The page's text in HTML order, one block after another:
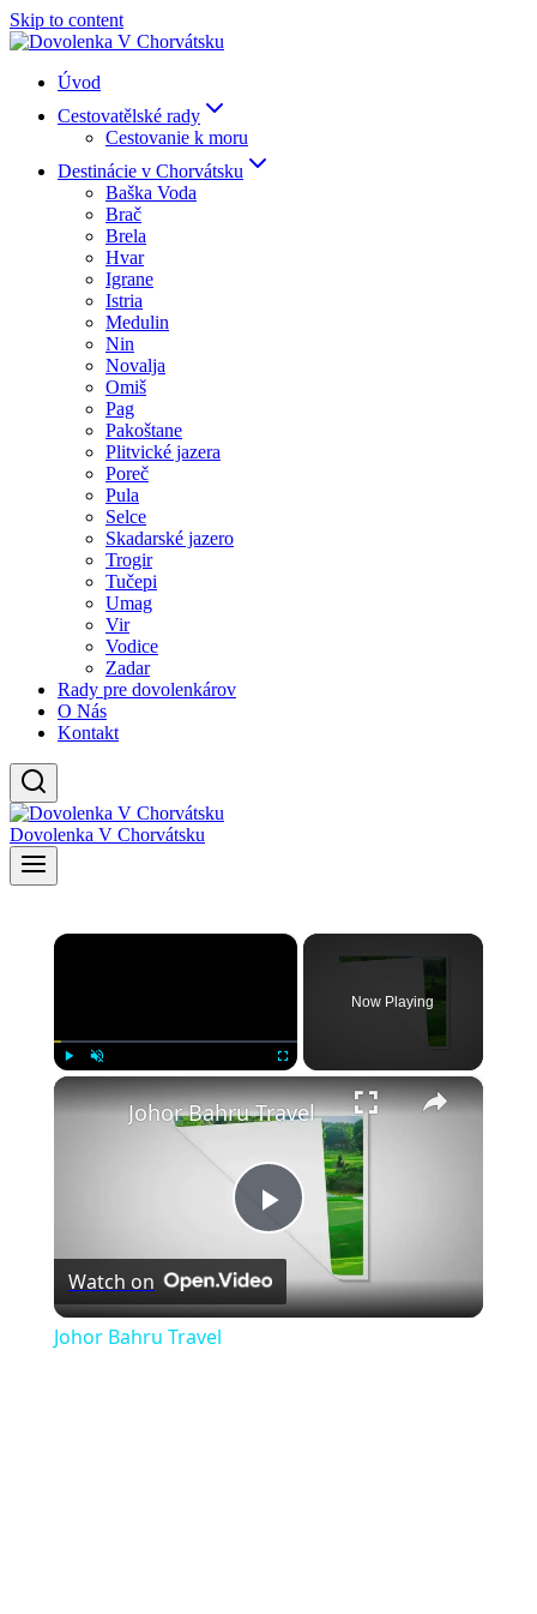
Skip to content
Úvod
Cestovatělské rady
Cestovanie k moru
Destinácie v Chorvátsku
Baška Voda
Brač
Brela
Hvar
Igrane
Istria
Medulin
Nin
Novalja
Omiš
Pag
Pakoštane
Plitvické jazera
Poreč
Pula
Selce
Skadarské jazero
Trogir
Tučepi
Umag
Vir
Vodice
Zadar
Rady pre dovolenkárov
O Nás
Kontakt
Dovolenka V Chorvátsku
×
Now Playing
×
Play
Video
Johor Bahru Travel
Watch on
Johor Bahru Travel